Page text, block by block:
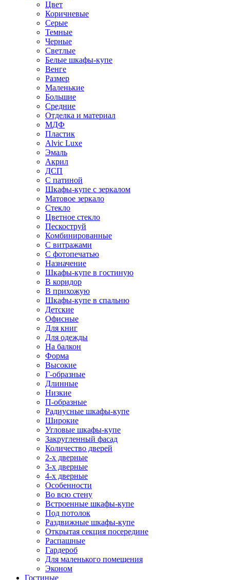
Цвет
Коричневые
Серые
Темные
Черные
Светлые
Белые шкафы-купе
Венге
Размер
Маленькие
Большие
Средние
Отделка и материал
МДФ
Пластик
Alvic Luxe
Эмаль
Акрил
ДСП
С патиной
Шкафы-купе с зеркалом
Матовое зеркало
Стекло
Цветное стекло
Пескоструй
Комбинированные
С витражами
С фотопечатью
Назначение
Шкафы-купе в гостиную
В коридор
В прихожую
Шкафы-купе в спальню
Детские
Офисные
Для книг
Для одежды
На балкон
Форма
Высокие
Г-образные
Длинные
Низкие
П-образные
Радиусные шкафы-купе
Широкие
Угловые шкафы-купе
Закругленный фасад
Количество дверей
2-х дверные
3-х дверные
4-х дверные
Особенности
Во всю стену
Встроенные шкафы-купе
Под потолок
Раздвижные шкафы-купе
Открытая секция посередине
Распашные
Гардероб
Для маленького помещения
Эконом
Гостиные